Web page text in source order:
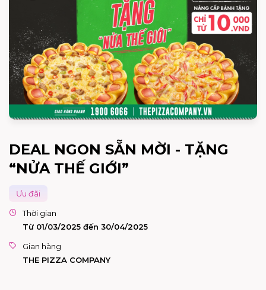
DEAL NGON SẴN MỜI - TẶNG
“NỬA THẾ GIỚI”
Ưu đãi
Thời gian
Từ 01/03/2025 đến 30/04/2025
Gian hàng
THE PIZZA COMPANY